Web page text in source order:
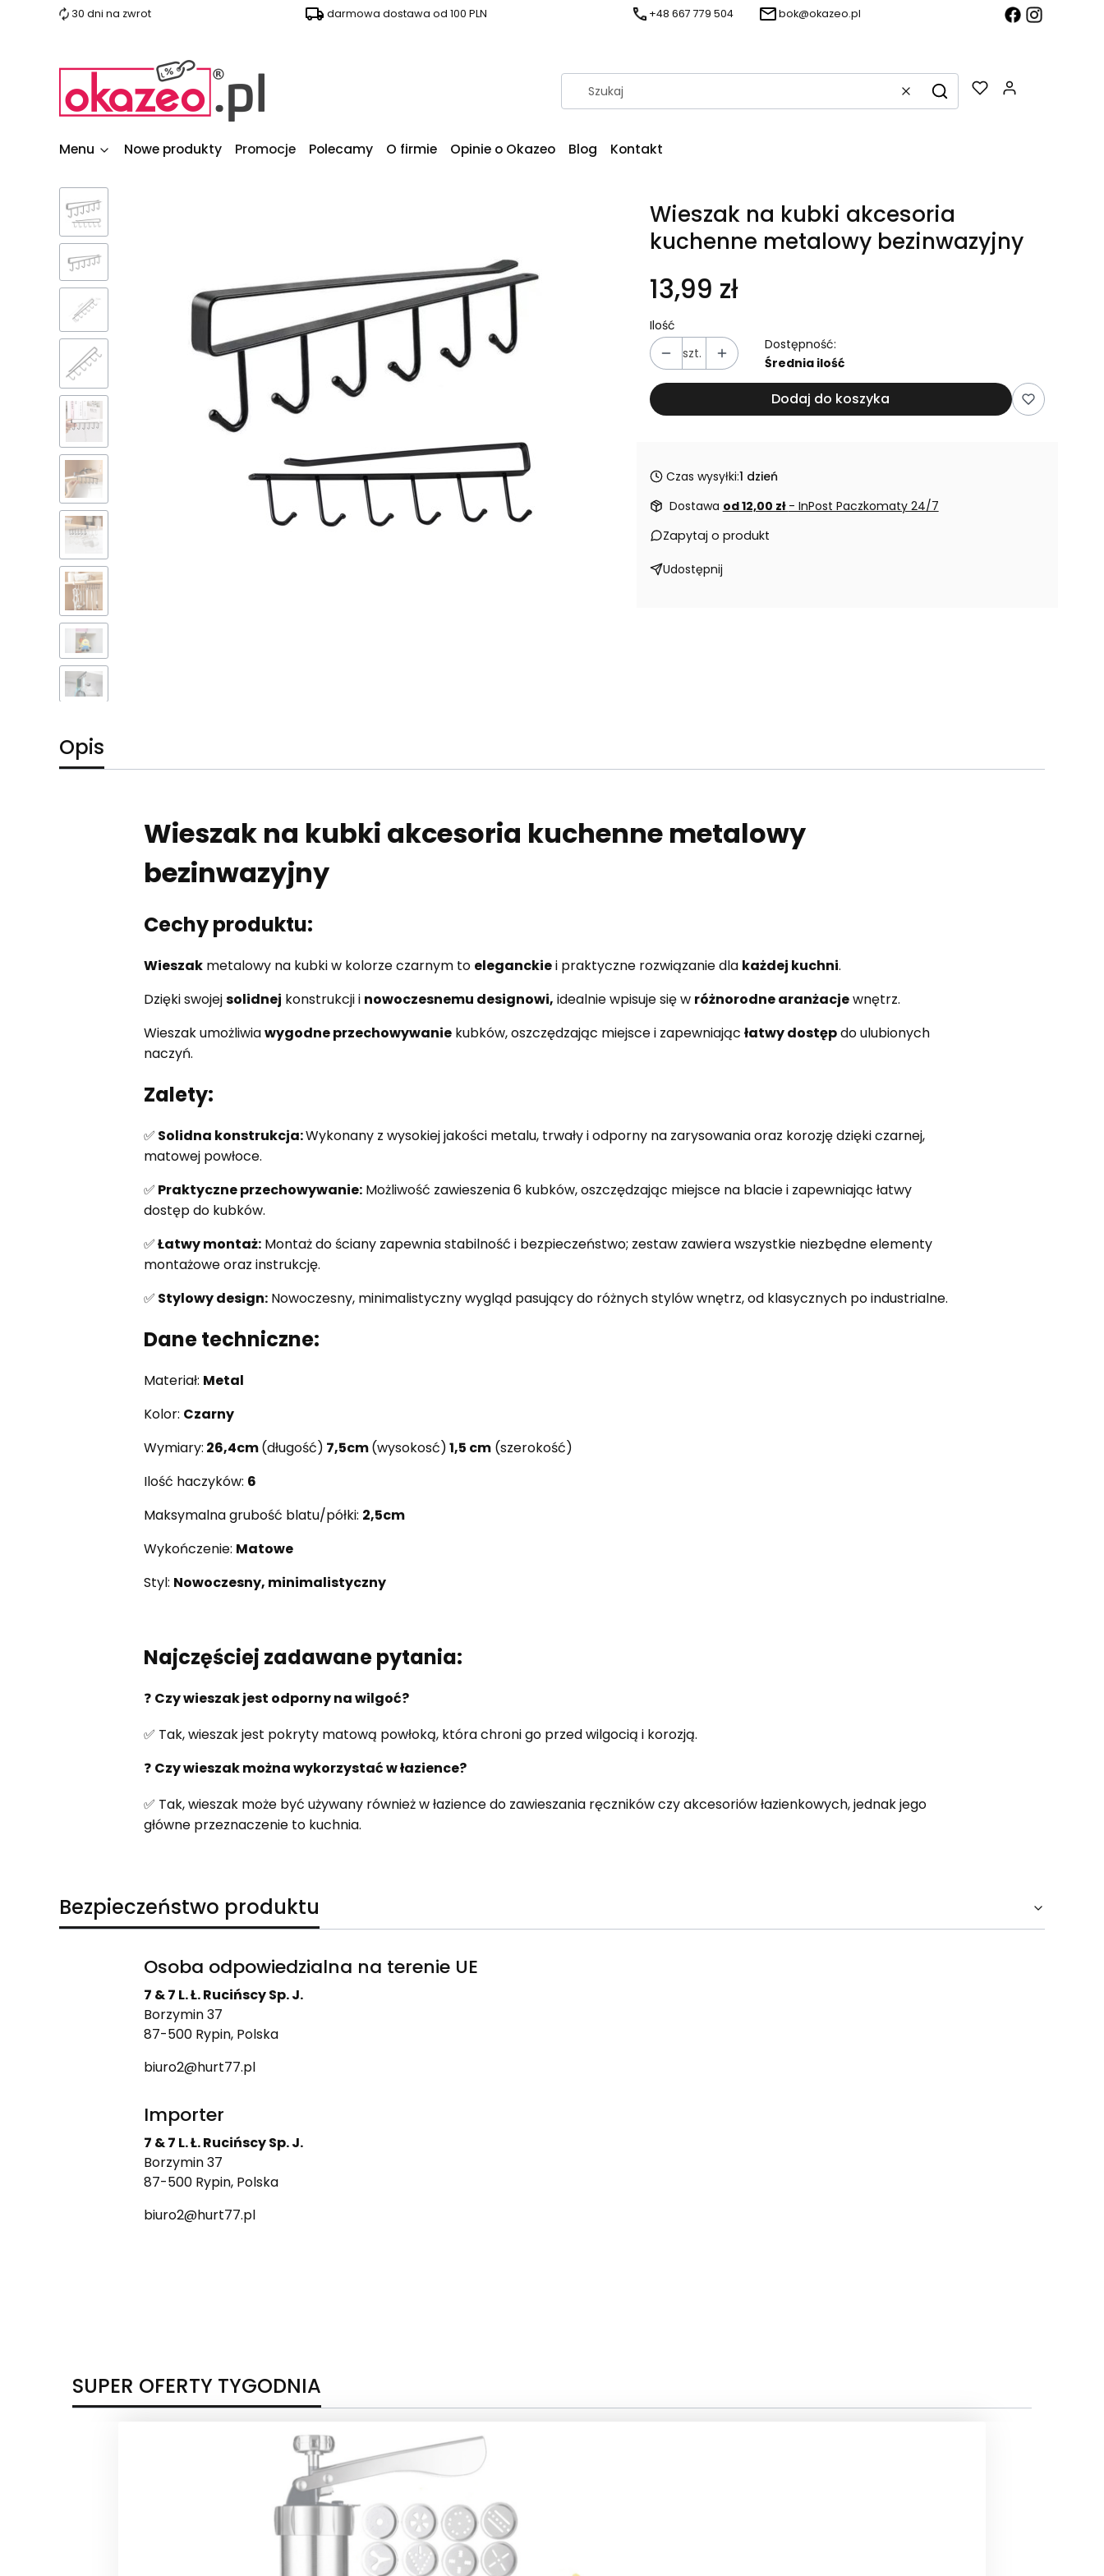
30 dni na zwrot darmowa dostawa od 100 PLN +48 667 779 504 bok@okazeo.pl
WyczyśćSzukaj
Menu Nowe produkty Promocje Polecamy O firmie Opinie o Okazeo Blog Kontakt
Wieszak na kubki akcesoria
kuchenne metalowy bezinwazyjny
13,99 zł
Ilość
szt.
Dostępność:
Średnia ilość
Dodaj do koszyka
Czas wysyłki:1 dzień
Dostawa od 12,00 zł - InPost Paczkomaty 24/7
Zapytaj o produkt
Udostępnij
Opis
Wieszak na kubki akcesoria kuchenne metalowy
bezinwazyjny
Cechy produktu:
Wieszakmetalowy na kubki w kolorze czarnym to eleganckiei praktyczne rozwiązanie dla każdej kuchni.
Dzięki swojejsolidnej konstrukcji i nowoczesnemu designowi, idealnie wpisuje się w różnorodne aranżacjewnętrz.
Wieszak umożliwiawygodne przechowywaniekubków, oszczędzając miejsce i zapewniając łatwy dostępdo ulubionych
naczyń.
Zalety:
✅ Solidna konstrukcja:Wykonany z wysokiej jakości metalu, trwały i odporny na zarysowania oraz korozję dzięki czarnej,
matowej powłoce.
✅ Praktyczne przechowywanie:Możliwość zawieszenia 6 kubków, oszczędzając miejsce na blacie i zapewniając łatwy
dostęp do kubków.
✅Łatwy montaż:Montaż do ściany zapewnia stabilność i bezpieczeństwo; zestaw zawiera wszystkie niezbędne elementy
montażowe oraz instrukcję.
✅ Stylowy design:Nowoczesny, minimalistyczny wygląd pasujący do różnych stylów wnętrz, od klasycznych po industrialne.
Dane techniczne:
Materiał: Metal
Kolor: Czarny
Wymiary: 26,4cm(długość) 7,5cm(wysokosć)1,5 cm(szerokość)
Ilość haczyków: 6
Maksymalna grubość blatu/półki: 2,5cm
Wykończenie: Matowe
Styl: Nowoczesny, minimalistyczny
Najczęściej zadawane pytania:
❓ Czy wieszak jest odporny na wilgoć?
✅ Tak, wieszak jest pokryty matową powłoką, która chroni go przed wilgocią i korozją.
❓ Czy wieszak można wykorzystać w łazience?
✅ Tak, wieszak może być używany również w łazience do zawieszania ręczników czy akcesoriów łazienkowych, jednak jego
główne przeznaczenie to kuchnia.
Bezpieczeństwo produktu
Osoba odpowiedzialna na terenie UE
7 & 7 L. Ł. Rucińscy Sp. J.
Borzymin 37
87-500 Rypin, Polska
biuro2@hurt77.pl
Importer
7 & 7 L. Ł. Rucińscy Sp. J.
Borzymin 37
87-500 Rypin, Polska
biuro2@hurt77.pl
SUPER OFERTY TYGODNIA